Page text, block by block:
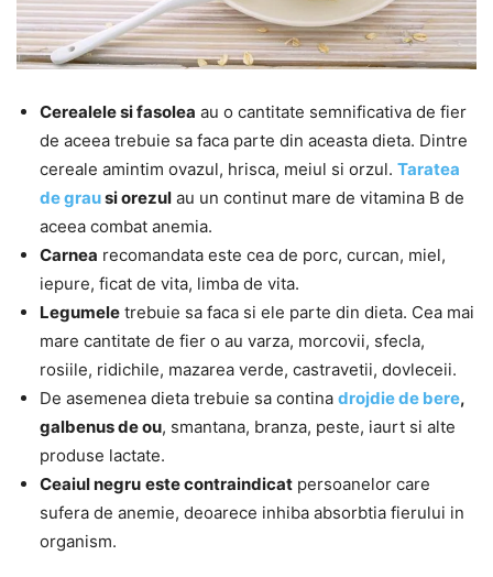
Cerealele si fasolea au o cantitate semnificativa de fier
de aceea trebuie sa faca parte din aceasta dieta. Dintre
cereale amintim ovazul, hrisca, meiul si orzul. Taratea
de grausi orezul au un continut mare de vitamina B de
aceea combat anemia.
Carnea recomandata este cea de porc, curcan, miel,
iepure, ficat de vita, limba de vita.
Legumele trebuie sa faca si ele parte din dieta. Cea mai
mare cantitate de fier o au varza, morcovii, sfecla,
rosiile, ridichile, mazarea verde, castravetii, dovleceii.
De asemenea dieta trebuie sa contina drojdie de bere,
galbenus de ou, smantana, branza, peste, iaurt si alte
produse lactate.
Ceaiul negru este contraindicat persoanelor care
sufera de anemie, deoarece inhiba absorbtia fierului in
organism.